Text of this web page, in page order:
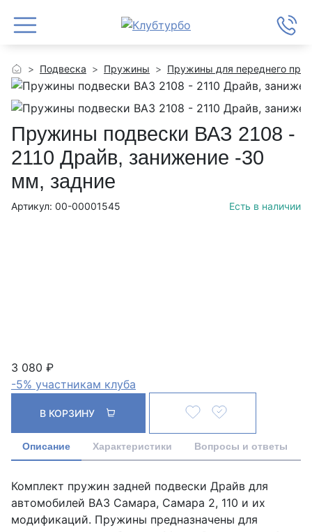
Подвеска Пружины Пружины для переднего
Пружины подвески ВАЗ 2108 -
2110 Драйв, занижение -30
мм, задние
Артикул: 00-00001545 Есть в наличии
3 080 ₽
-5% участникам клуба
В КОРЗИНУ
Описание Характеристики Вопросы и ответы
Комплект пружин задней подвески Драйв для
автомобилей ВАЗ Самара, Самара 2, 110 и их
модификаций. Пружины предназначены для